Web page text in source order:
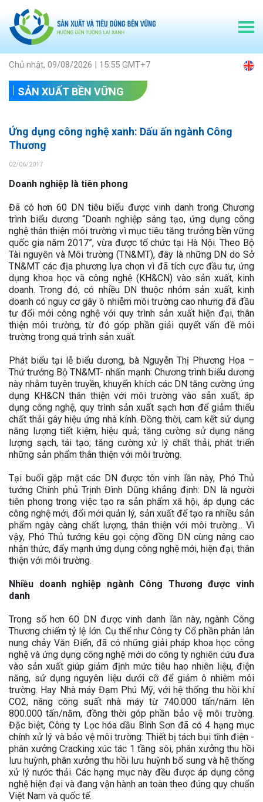
Chủ nhật, 09/08/2026 | 15:55 GMT+7
SẢN XUẤT BỀN VỮNG
Ứng dụng công nghệ xanh: Dấu ấn ngành Công
Thương
02/06/2017
Doanh nghiệp là tiên phong
Đã có hơn 60 DN tiêu biểu được vinh danh trong Chương
trình biểu dương “Doanh nghiệp sáng tạo, ứng dụng công
nghệ thân thiện môi trường vì mục tiêu tăng trưởng bền vững
quốc gia năm 2017”, vừa được tổ chức tại Hà Nội. Theo Bộ
Tài nguyên và Môi trường (TN&MT), đây là những DN do Sở
TN&MT các địa phương lựa chọn vì đã tích cực đầu tư, ứng
dụng khoa học và công nghệ (KH&CN) vào sản xuất, kinh
doanh. Trong đó, có nhiều DN thuộc nhóm sản xuất, kinh
doanh có nguy cơ gây ô nhiễm môi trường cao nhưng đã đầu
tư đổi mới công nghệ với quy trình sản xuất hiện đại, thân
thiện môi trường, từ đó góp phần giải quyết vấn đề môi
trường trong quá trình sản xuất.
Phát biểu tại lễ biểu dương, bà Nguyễn Thị Phương Hoa –
Thứ trưởng Bộ TN&MT- nhấn mạnh: Chương trình biểu dương
này nhằm tuyên truyền, khuyến khích các DN tăng cường ứng
dụng KH&CN thân thiện với môi trường vào sản xuất; áp
dụng công nghệ, quy trình sản xuất sạch hơn để giảm thiểu
chất thải gây hiệu ứng nhà kính. Đồng thời, cam kết sử dụng
năng lượng tiết kiệm, hiệu quả; tăng cường sử dụng năng
lượng sạch, tái tạo; tăng cường xử lý chất thải, phát triển
những sản phẩm thân thiện với môi trường.
Tại buổi gặp mặt các DN được tôn vinh lần này, Phó Thủ
tướng Chính phủ Trịnh Đình Dũng khẳng định: DN là người
tiên phong trong việc tạo ra sản phẩm xã hội, áp dụng các
công nghệ mới, đổi mới quản lý, sản xuất để tạo ra nhiều sản
phẩm ngày càng chất lượng, thân thiện với môi trường... Vì
vậy, Phó Thủ tướng kêu gọi cộng đồng DN cùng nâng cao
nhận thức, đẩy mạnh ứng dụng công nghệ mới, hiện đại, thân
thiện với môi trường.
Nhiều doanh nghiệp ngành Công Thương được vinh
danh
Trong số hơn 60 DN được vinh danh lần này, ngành Công
Thương chiếm tỷ lệ lớn. Cụ thể như Công ty Cổ phần phân lân
nung chảy Văn Điển, đã có những giải pháp khoa học công
nghệ và ứng dụng công nghệ mới do công ty nghiên cứu đưa
vào sản xuất giúp giảm định mức tiêu hao nhiên liệu, điện
năng, sử dụng nguyên liệu dưới cỡ để giảm ô nhiễm môi
trường. Hay Nhà máy Đạm Phú Mỹ, với hệ thống thu hồi khí
CO2, nâng công suất nhà máy từ 740.000 tấn/năm lên
800.000 tấn/năm, đồng thời góp phần bảo vệ môi trường.
Đặc biệt, Công ty Lọc hóa dầu Bình Sơn đã có 4 hạng mục
chính xử lý và bảo vệ môi trường: Thiết bị tách bụi tĩnh điện -
phân xưởng Cracking xúc tác 1 tầng sôi, phân xưởng thu hồi
lưu huỳnh, phân xưởng thu hồi lưu huỳnh bổ sung và hệ thống
xử lý nước thải. Các hạng mục này đều được áp dụng công
nghệ hiện đại và đang vận hành an toàn theo đúng quy chuẩn
Việt Nam và quốc tế.